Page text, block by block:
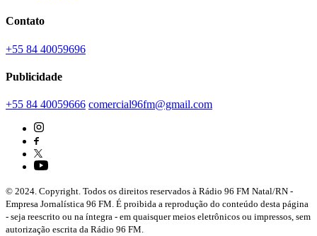
Contato
+55 84 40059696
Publicidade
+55 84 40059666 comercial96fm@gmail.com
© 2024. Copyright. Todos os direitos reservados à Rádio 96 FM Natal/RN -
Empresa Jornalística 96 FM. É proibida a reprodução do conteúdo desta página
- seja reescrito ou na íntegra - em quaisquer meios eletrônicos ou impressos, sem
autorização escrita da Rádio 96 FM.